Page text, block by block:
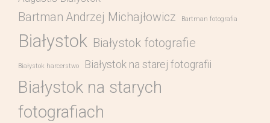
Bartman Andrzej Michajłowicz Bartman fotografia
Białystok Białystok fotografie
Białystok harcerstwo Białystok na starej fotografii
Białystok na starych
fotografiach